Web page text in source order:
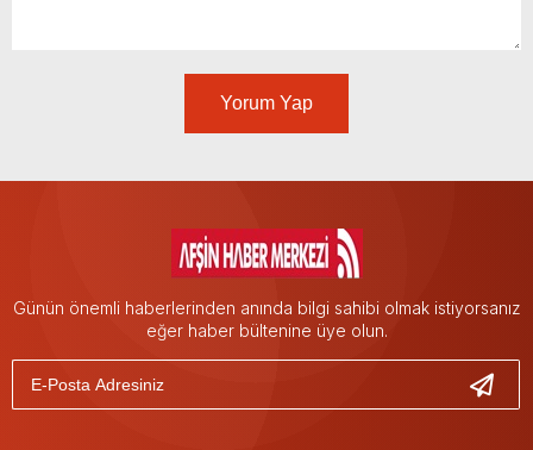
Yorum Yap
Günün önemli haberlerinden anında bilgi sahibi olmak istiyorsanız
eğer haber bültenine üye olun.